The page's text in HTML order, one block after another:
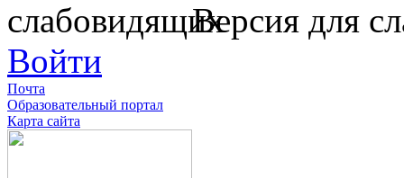
Версия для
Войти
Почта
Образовательный портал
Карта сайта